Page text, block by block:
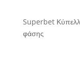
Superbet
φάσης